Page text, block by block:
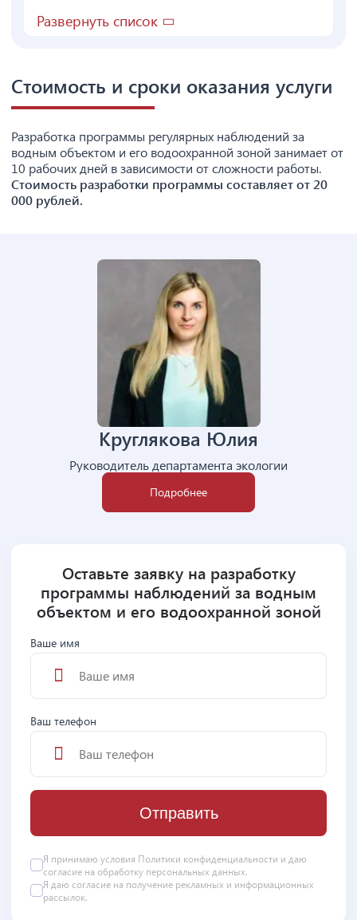
Развернуть список
Стоимость и сроки оказания услуги
Разработка программы регулярных наблюдений за
водным объектом и его водоохранной зоной занимает от
10 рабочих дней в зависимости от сложности работы.
Стоимость разработки программы составляет от 20
000 рублей.
Круглякова Юлия
Руководитель департамента экологии
Подробнее
Оставьте заявку на разработку
программы наблюдений за водным
объектом и его водоохранной зоной
Ваше имя
Ваш телефон
Отправить
Я принимаю условия Политики конфиденциальности и даю
согласие на обработку персональных данных.
Я даю согласие на получение рекламных и информационных
рассылок.